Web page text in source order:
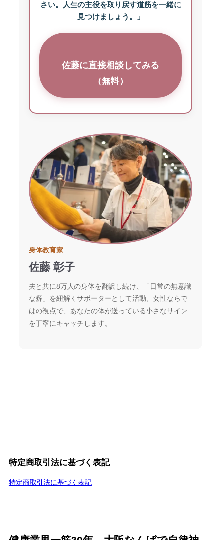
さい。人生の主役を取り戻す道筋を一緒に
見つけましょう。」
佐藤に直接相談してみる
（無料）
身体教育家
佐藤 彰子
夫と共に8万人の身体を翻訳し続け、「日常の無意識
な癖」を紐解くサポーターとして活動。女性ならで
はの視点で、あなたの体が送っている小さなサイン
を丁寧にキャッチします。
特定商取引法に基づく表記
特定商取引法に基づく表記